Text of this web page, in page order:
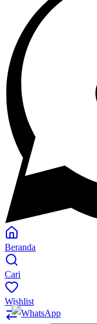
Beranda
Cari
Wishlist